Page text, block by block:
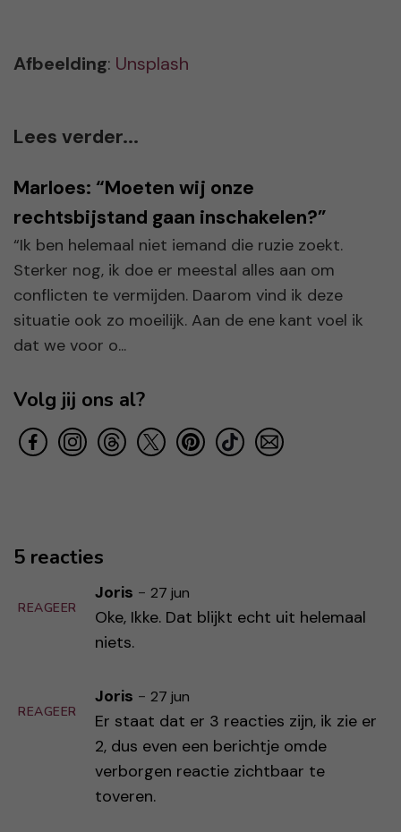
Afbeelding: Unsplash
Lees verder...
Marloes: “Moeten wij onze
rechtsbijstand gaan inschakelen?”
“Ik ben helemaal niet iemand die ruzie zoekt.
Sterker nog, ik doe er meestal alles aan om
conflicten te vermijden. Daarom vind ik deze
situatie ook zo moeilijk. Aan de ene kant voel ik
dat we voor o...
Volg jij ons al?
5 reacties
REAGEER
Joris - 27 jun
Oke, Ikke. Dat blijkt echt uit helemaal
niets.
REAGEER
Joris - 27 jun
Er staat dat er 3 reacties zijn, ik zie er
2, dus even een berichtje omde
verborgen reactie zichtbaar te
toveren.